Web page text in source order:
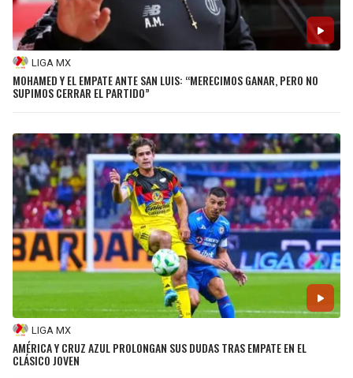
LIGA MX
MOHAMED Y EL EMPATE ANTE SAN LUIS: “MERECIMOS GANAR, PERO NO
SUPIMOS CERRAR EL PARTIDO”
LIGA MX
AMÉRICA Y CRUZ AZUL PROLONGAN SUS DUDAS TRAS EMPATE EN EL
CLÁSICO JOVEN